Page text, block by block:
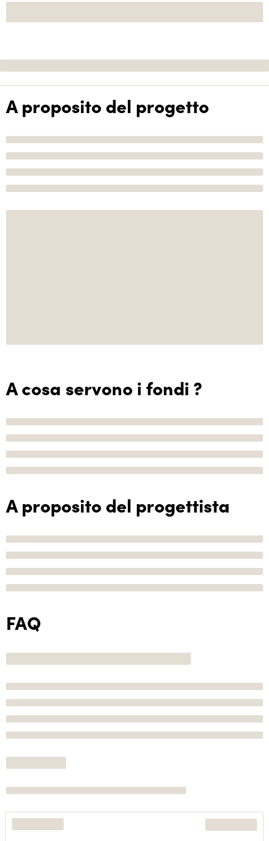
A proposito del progetto
A cosa servono i fondi ?
A proposito del progettista
FAQ